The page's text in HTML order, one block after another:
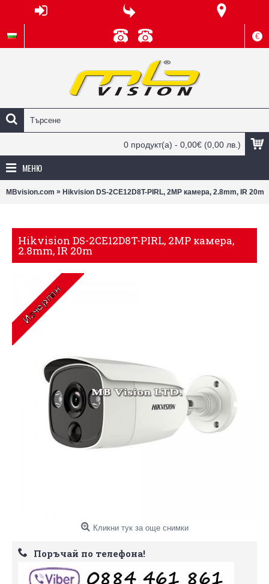
€
0 продукт(а) - 0,00€ (0,00 лв.)
МЕНЮ
MBvision.com » Hikvision DS-2CE12D8T-PIRL, 2MP камера, 2.8mm, IR 20m
Hikvision DS-2CE12D8T-PIRL, 2MP камера,
2.8mm, IR 20m
Кликни тук за още снимки
Поръчай по телефона!